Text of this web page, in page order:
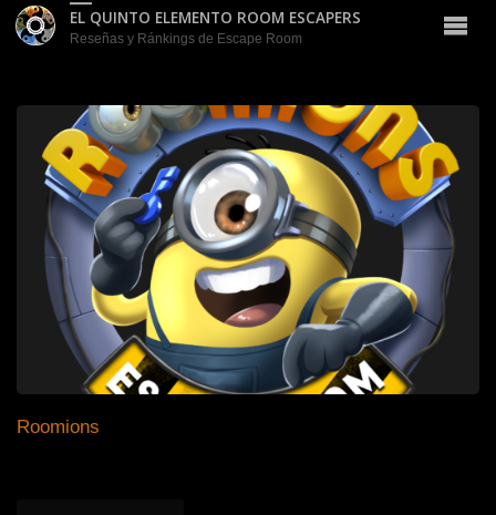
EL QUINTO ELEMENTO ROOM ESCAPERS
Reseñas y Ránkings de Escape Room
Roomions